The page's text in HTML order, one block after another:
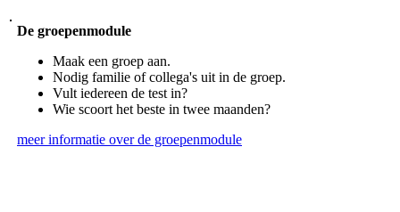
De groepenmodule
Maak een groep aan.
Nodig familie of collega's uit in de groep.
Vult iedereen de test in?
Wie scoort het beste in twee maanden?
meer informatie over de groepenmodule